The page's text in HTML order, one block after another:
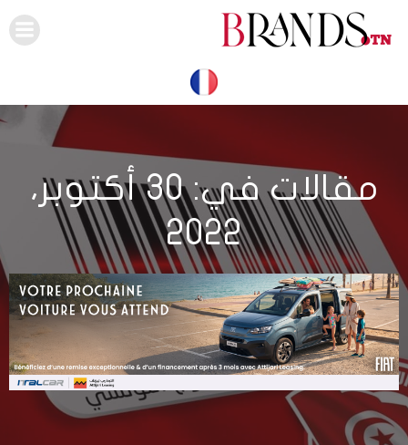
مقالات في: 30 أكتوبر،
2022